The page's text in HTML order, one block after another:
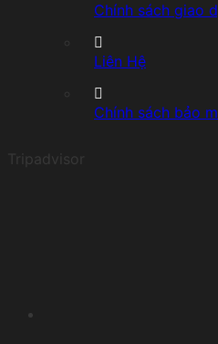
Chính sách giao
Liên Hệ
Chính sách bảo
Tripadvisor